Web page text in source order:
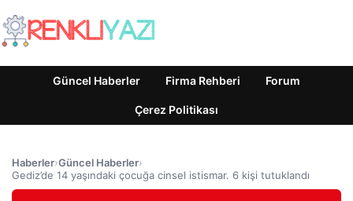
Güncel Haberler Firma Rehberi Forum
Çerez Politikası
Haberler›Güncel Haberler›
Gediz’de 14 yaşındaki çocuğa cinsel istismar. 6 kişi tutuklandı